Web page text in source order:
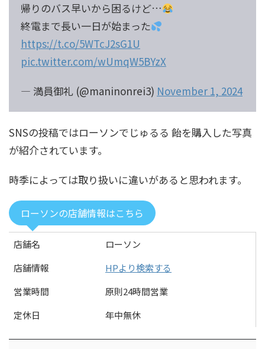
帰りのバス早いから困るけど…
終電まで長い一日が始まった
https://t.co/5WTcJ2sG1U
pic.twitter.com/wUmqW5BYzX
— 満員御礼 (@maninonrei3) November 1, 2024
SNSの投稿ではローソンでじゅるる 飴を購入した写真
が紹介されています。
時季によっては取り扱いに違いがあると思われます。
ローソンの店舗情報はこちら
店舗名
ローソン
店舗情報
HPより検索する
営業時間
原則24時間営業
定休日
年中無休